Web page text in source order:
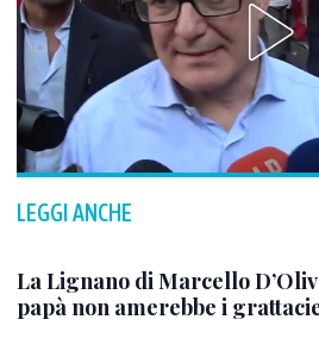
LEGGI ANCHE
La Lignano di Marcello
papà non amerebbe i